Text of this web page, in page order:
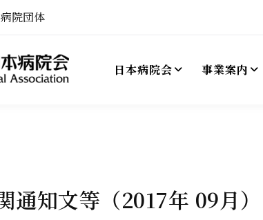
院団体
日本病院会 事業案内
通知文等（2017年 09月）